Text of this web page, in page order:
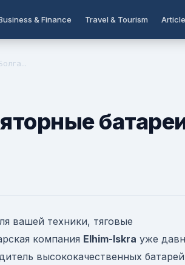
& Finance Travel & Tourism Article
вашей техники, тяговые
компания Elhim-Iskra уже
высококачественных